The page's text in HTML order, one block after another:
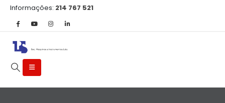
Informações: 214 767 521